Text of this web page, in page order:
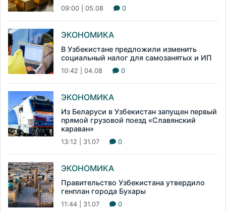
09:00 | 05.08 0
ЭКОНОМИКА
В Узбекистане предложили изменить
социальный налог для самозанятых и ИП
10:42 | 04.08 0
ЭКОНОМИКА
Из Беларуси в Узбекистан запущен первый
прямой грузовой поезд «Славянский
караван»
13:12 | 31.07 0
ЭКОНОМИКА
Правительство Узбекистана утвердило
генплан города Бухары
11:44 | 31.07 0